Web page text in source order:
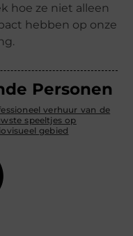
hoe ze niet alleen
hebben op onze
Personen
verhuur van de
speeltjes op
gebied